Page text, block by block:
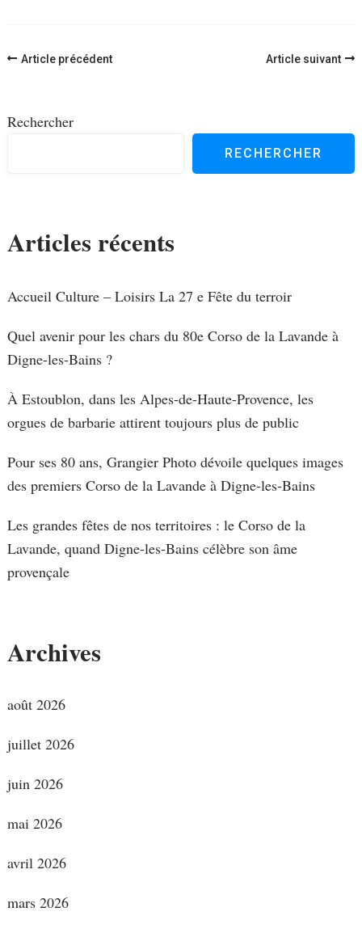
Navigation
Article précédent Article suivant
Rechercher
RECHERCHER
Articles récents
Accueil Culture – Loisirs La 27 e Fête du terroir
Quel avenir pour les chars du 80e Corso de la Lavande à
Digne-les-Bains ?
À Estoublon, dans les Alpes-de-Haute-Provence, les
orgues de barbarie attirent toujours plus de public
Pour ses 80 ans, Grangier Photo dévoile quelques images
des premiers Corso de la Lavande à Digne-les-Bains
Les grandes fêtes de nos territoires : le Corso de la
Lavande, quand Digne-les-Bains célèbre son âme
provençale
Archives
août 2026
juillet 2026
juin 2026
mai 2026
avril 2026
mars 2026